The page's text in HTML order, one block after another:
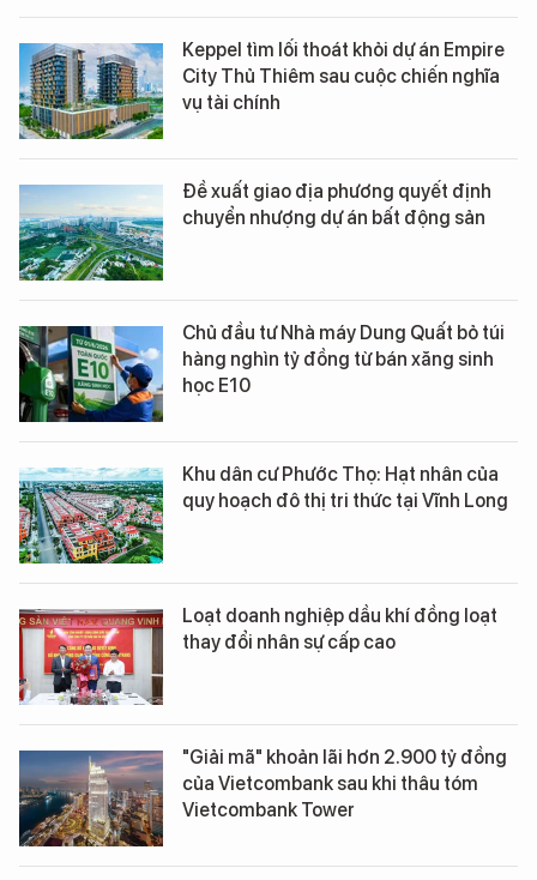
Keppel tìm lối thoát khỏi dự án Empire
City Thủ Thiêm sau cuộc chiến nghĩa
vụ tài chính
Đề xuất giao địa phương quyết định
chuyển nhượng dự án bất động sản
Chủ đầu tư Nhà máy Dung Quất bỏ túi
hàng nghìn tỷ đồng từ bán xăng sinh
học E10
Khu dân cư Phước Thọ: Hạt nhân của
quy hoạch đô thị tri thức tại Vĩnh Long
Loạt doanh nghiệp dầu khí đồng loạt
thay đổi nhân sự cấp cao
"Giải mã" khoản lãi hơn 2.900 tỷ đồng
của Vietcombank sau khi thâu tóm
Vietcombank Tower